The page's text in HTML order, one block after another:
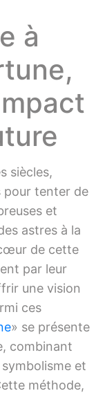
à
siècles,
pour tenter de
et
astres à la
de cette
par leur
une vision
ces
» se présente
combinant
et
méthode,